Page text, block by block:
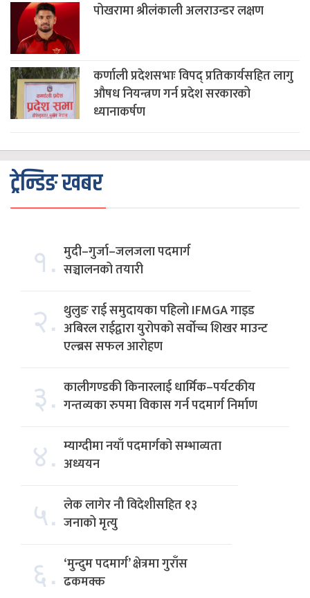
पोखरामा श्रीलंकाली अलराउन्डर लक्षण
कर्णाली प्रदेशसभाः विपद् प्रतिकार्यसहित लागु
औषध नियन्त्रण गर्न प्रदेश सरकारको
ध्यानाकर्षण
ट्रेन्डिङ खबर
१. मुदी–गुर्जा–जलजला पदमार्ग
सञ्चालनको तयारी
२. थुलुङ राई समुदायका पहिलो IFMGA गाइड
अबिरल राईद्वारा युरोपको सर्वोच्च शिखर माउन्ट
एल्ब्रस सफल आरोहण
३. कालीगण्डकी किनारलाई धार्मिक–पर्यटकीय
गन्तव्यका रुपमा विकास गर्न पदमार्ग निर्माण
४. म्याग्दीमा नयाँ पदमार्गको सम्भाव्यता
अध्ययन
५. लेक लागेर नौ विदेशीसहित १३
जनाको मृत्यु
६. ‘मुन्दुम पदमार्ग’ क्षेत्रमा गुराँस
ढकमक्क